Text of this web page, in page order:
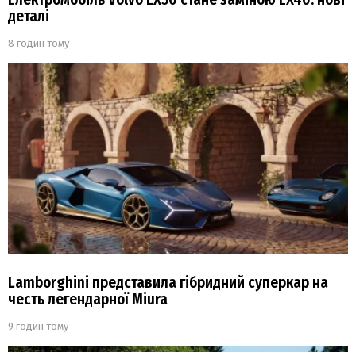
деталі
8 годин тому
Lamborghini представила гібридний суперкар на
честь легендарної Miura
9 годин тому